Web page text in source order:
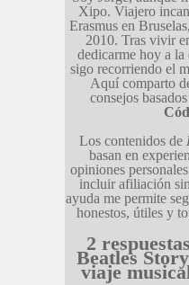
Xipo. Viajero
Erasmus en
2010. Tras vivir
dedicarme hoy a la
sigo recorriendo el
Aquí comparto
consejos
Los contenidos de
basan en
opiniones
incluir afiliación
ayuda me permite
honestos, útiles y
2
Beatles
viaje